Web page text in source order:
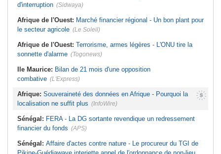
d'interruption (Sidwaya)
Afrique de l'Ouest: Marché financier régional - Un bon plant pour
le secteur agricole (Le Soleil)
Afrique de l'Ouest: Terrorisme, armes légères - L'ONU tire la
sonnette d'alarme (Togonews)
Ile Maurice: Bilan de 21 mois d'une opposition
combative (L'Express)
Afrique: Souveraineté des données en Afrique - Pourquoi la
localisation ne suffit plus (InfoWire)
Sénégal: FERA - La DG sortante revendique un redressement
financier du fonds (APS)
Sénégal: Affaire d'actes contre nature - Le procureur du TGI de